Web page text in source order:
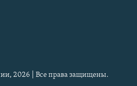
2026 | Все права защищены.